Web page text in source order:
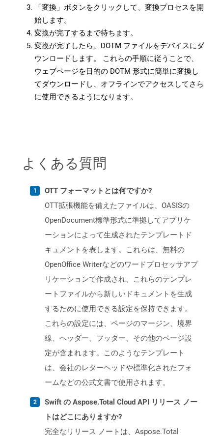
「変換」ボタンをクリックして、変換プロセスを開
始します。
変換が完了するまで待ちます。
変換が完了したら、DOTM ファイルをデバイスにダ
ウンロードします。 これらの手順に従うことで、
ウェブページを目的の DOTM 形式に簡単に変換し
てダウンロードし、オフラインでアクセスしてさら
に使用できるようになります。
よくある質問
OTT フォーマットとは何ですか?
OTT拡張機能を備えたファイルは、OASISの
OpenDocument標準形式に準拠してアプリケ
ーションによって生成されたテンプレートド
キュメントを表します。これらは、無料の
OpenOffice Writerなどのワードプロセッサアプ
リケーションで作成され、これらのテンプレ
ートファイルから新しいドキュメントを生成
するために使用できる設定を保持できます。
これらの設定には、ページのマージン、境界
線、ヘッダー、フッター、その他のページ設
定が含まれます。このようなテンプレート
は、会社のレターヘッドや標準化されたフォ
ームなどの公式文書で使用されます。
Swift の Aspose.Total Cloud API リリース ノー
トはどこにありますか?
完全なリリース ノートは、Aspose.Total